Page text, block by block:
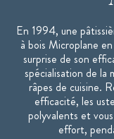
Fabriqué aux
Collection
Marque :
En 1994, une
à bois Microplane
surprise de son
spécialisation de la
râpes de cuisine.
efficacité, les
polyvalents et
effort,